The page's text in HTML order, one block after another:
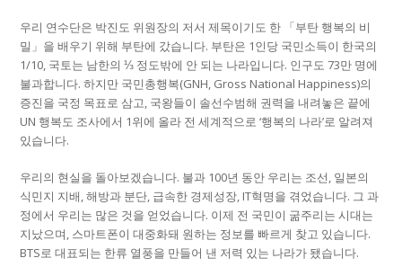
우리 연수단은 박진도 위원장의 저서 제목이기도 한 「부탄 행복의 비
밀」을 배우기 위해 부탄에 갔습니다. 부탄은 1인당 국민소득이 한국의
1/10, 국토는 남한의 ⅓ 정도밖에 안 되는 나라입니다. 인구도 73만 명에
불과합니다. 하지만 국민총행복(GNH, Gross National Happiness)의
증진을 국정 목표로 삼고, 국왕들이 솔선수범해 권력을 내려놓은 끝에
UN 행복도 조사에서 1위에 올라 전 세계적으로 ‘행복의 나라’로 알려져
있습니다.
우리의 현실을 돌아보겠습니다. 불과 100년 동안 우리는 조선, 일본의
식민지 지배, 해방과 분단, 급속한 경제성장, IT혁명을 겪었습니다. 그 과
정에서 우리는 많은 것을 얻었습니다. 이제 전 국민이 굶주리는 시대는
지났으며, 스마트폰이 대중화돼 원하는 정보를 빠르게 찾고 있습니다.
BTS로 대표되는 한류 열풍을 만들어 낸 저력 있는 나라가 됐습니다.